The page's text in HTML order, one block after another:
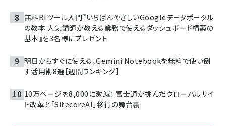
無料BIツール入門『いちばんやさしいGoogleデータポータル
の教本 人気講師が教える業務で使えるダッシュボード構築の
基本』を3名様にプレゼント
明日からすぐに使える、Gemini Notebookを無料で使い倒
す活用術8選【週間ランキング】
10万ページを8,000に激減！ 富士通が挑んだグローバルサイ
ト改革と「SitecoreAI」移行の舞台裏